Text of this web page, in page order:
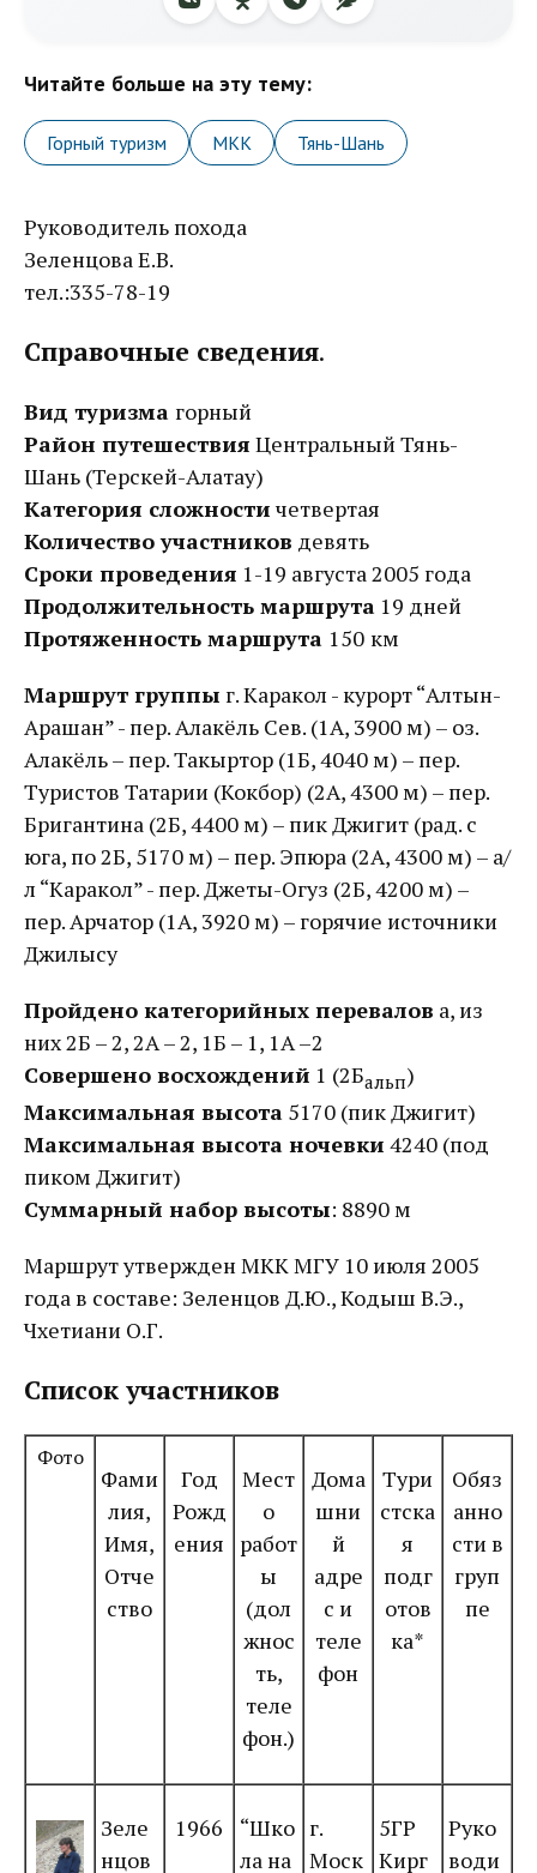
Читайте больше на эту тему:
Горный туризм МКК Тянь-Шань
Руководитель похода
Зеленцова Е.В.
тел.:335-78-19
Справочные сведения.
Вид туризма горный
Район путешествия Центральный Тянь-
Шань (Терскей-Алатау)
Категория сложности четвертая
Количество участников девять
Сроки проведения 1-19 августа 2005 года
Продолжительность маршрута 19 дней
Протяженность маршрута 150 км
Маршрут группы г. Каракол - курорт “Алтын-
Арашан” - пер. Алакёль Сев. (1А, 3900 м) – оз.
Алакёль – пер. Такыртор (1Б, 4040 м) – пер.
Туристов Татарии (Кокбор) (2А, 4300 м) – пер.
Бригантина (2Б, 4400 м) – пик Джигит (рад. с
юга, по 2Б, 5170 м) – пер. Эпюра (2А, 4300 м) – а/
л “Каракол” - пер. Джеты-Огуз (2Б, 4200 м) –
пер. Арчатор (1А, 3920 м) – горячие источники
Джилысу
Пройдено категорийных перевалов a, из
них 2Б – 2, 2А – 2, 1Б – 1, 1А –2
Совершено восхождений 1 (2Бальп)
Максимальная высота 5170 (пик Джигит)
Максимальная высота ночевки 4240 (под
пиком Джигит)
Суммарный набор высоты: 8890 м
Маршрут утвержден МКК МГУ 10 июля 2005
года в составе: Зеленцов Д.Ю., Кодыш В.Э.,
Чхетиани О.Г.
Список участников
Фото
Фами
лия,
Имя,
Отче
ство
Год
Рожд
ения
Мест
о
работ
ы
(дол
жнос
ть,
теле
фон.)
Дома
шни
й
адре
с и
теле
фон
Тури
стска
я
подг
отов
ка*
Обяз
анно
сти в
груп
пе
Зеле
нцов
1966
“Шко
ла на
г.
Моск
5ГР
Кирг
Руко
води